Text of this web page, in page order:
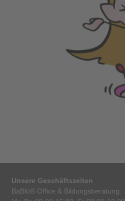
Unsere Geschäftszeiten
BaBlü® Office & Bildungsberatung: